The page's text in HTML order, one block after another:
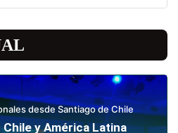
desde Santiago de Chile
y América Latina